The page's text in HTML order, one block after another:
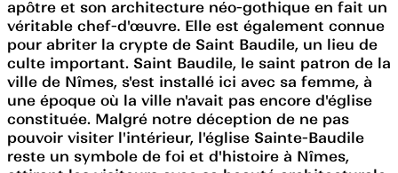
apôtre et son architecture néo-gothique en fait un
véritable chef-d'œuvre. Elle est également connue
pour abriter la crypte de Saint Baudile, un lieu de
culte important. Saint Baudile, le saint patron de la
ville de Nîmes, s'est installé ici avec sa femme, à
une époque où la ville n'avait pas encore d'église
constituée. Malgré notre déception de ne pas
pouvoir visiter l'intérieur, l'église Sainte-Baudile
reste un symbole de foi et d'histoire à Nîmes,